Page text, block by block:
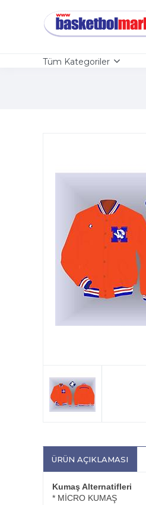
Tüm Kategoriler
ÜRÜN AÇIKLAMASI
Kumaş Alternatifleri
* MİCRO KUMAŞ